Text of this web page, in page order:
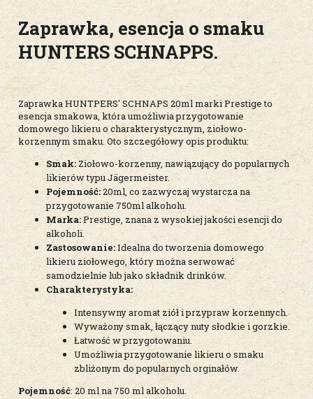
Zaprawka, esencja o smaku
HUNTERS SCHNAPPS.
Zaprawka HUNTPERS' SCHNAPS 20ml marki Prestige to
esencja smakowa, która umożliwia przygotowanie
domowego likieru o charakterystycznym, ziołowo-
korzennym smaku. Oto szczegółowy opis produktu:
Smak:Ziołowo-korzenny, nawiązujący do popularnych
likierów typu Jägermeister.
Pojemność:20ml, co zazwyczaj wystarcza na
przygotowanie 750ml alkoholu.
Marka:Prestige, znana z wysokiej jakości esencji do
alkoholi.
Zastosowanie:Idealna do tworzenia domowego
likieru ziołowego, który można serwować
samodzielnie lub jako składnik drinków.
Charakterystyka:
Intensywny aromat ziół i przypraw korzennych.
Wyważony smak, łączący nuty słodkie i gorzkie.
Łatwość w przygotowaniu.
Umożliwia przygotowanie likieru o smaku
zbliżonym do popularnych orginałów.
Pojemność: 20 ml na 750 ml alkoholu.